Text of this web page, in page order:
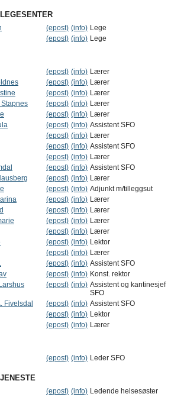
(epost) (info) Lege
(epost) (info) Lege
(epost) (info) Lærer
(epost) (info) Lærer
(epost) (info) Lærer
(epost) (info) Lærer
(epost) (info) Lærer
(epost) (info) Assistent SFO
(epost) (info) Lærer
(epost) (info) Assistent SFO
(epost) (info) Lærer
(epost) (info) Assistent SFO
(epost) (info) Lærer
(epost) (info) Adjunkt m/tilleggsut
(epost) (info) Lærer
(epost) (info) Lærer
(epost) (info) Lærer
(epost) (info) Lærer
(epost) (info) Lektor
(epost) (info) Lærer
(epost) (info) Assistent SFO
(epost) (info) Konst. rektor
(epost) (info) Assistent og kantinesjef
SFO
Fivelsdal (epost) (info) Assistent SFO
(epost) (info) Lektor
(epost) (info) Lærer
(epost) (info) Leder SFO
(epost) (info) Ledende helsesøster